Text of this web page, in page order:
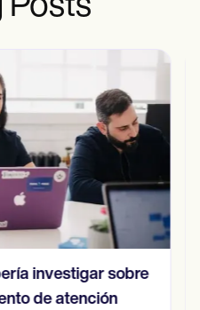
Posts
la etiqueta de